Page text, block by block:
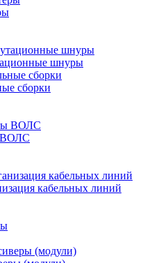
шнуры
сборки
ВОЛС
кабельных линий